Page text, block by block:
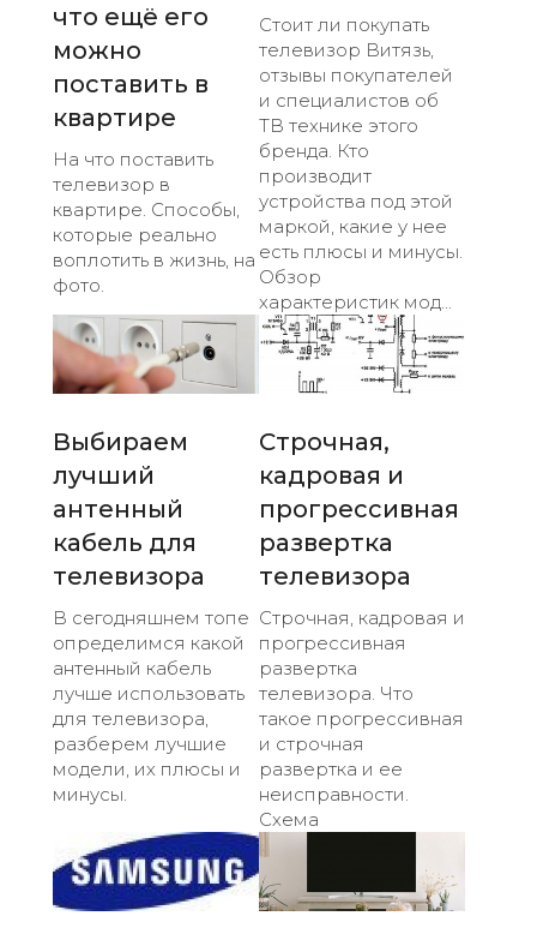
что ещё его
можно
поставить в
квартире
На что поставить
телевизор в
квартире. Способы,
которые реально
воплотить в жизнь, на
фото.
Стоит ли покупать
телевизор Витязь,
отзывы покупателей
и специалистов об
ТВ технике этого
бренда. Кто
производит
устройства под этой
маркой, какие у нее
есть плюсы и минусы.
Обзор
характеристик мод...
Выбираем
лучший
антенный
кабель для
телевизора
В сегодняшнем топе
определимся какой
антенный кабель
лучше использовать
для телевизора,
разберем лучшие
модели, их плюсы и
минусы.
Строчная,
кадровая и
прогрессивная
развертка
телевизора
Строчная, кадровая и
прогрессивная
развертка
телевизора. Что
такое прогрессивная
и строчная
развертка и ее
неисправности.
Схема